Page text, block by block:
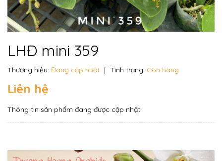
LHĐ mini 359
Thương hiệu: Đang cập nhật | Tình trạng: Còn hàng
Liên hệ
Thông tin sản phẩm đang được cập nhật.